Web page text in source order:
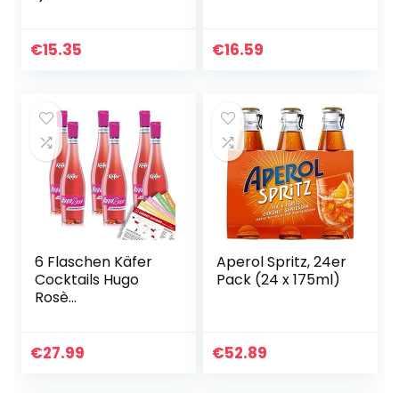
€15.35 €16.59
6 Flaschen Käfer
Cocktails Hugo
Rosè
Cocktail,
€27.99
Aperol Spritz, 24er
Pack (24 x 175ml)
€52.89